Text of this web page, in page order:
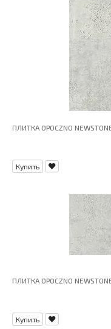
ПЛИТКА OPOCZNO
Купить
ПЛИТКА OPOCZNO
Купить